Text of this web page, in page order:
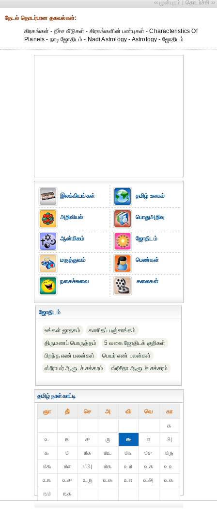
‹‹ முன்புறம் | தொடர்ச்சி ››
தேட‌ல் தொட‌ர்பான தகவ‌ல்க‌ள்:
கிரகங்கள் - நீச்ச வீடுகள் - கிரகங்களின் பண்புகள் - Characteristics Of
Planets - நாடி ஜோதிடம் - Nadi Astrology - Astrology - ஜோதிடம்
இலக்கியங்கள்
அறிவியல்
ஆன்மிகம்
மருத்துவம்
நகைச்சுவை
தமிழ் உலகம்
பொதுஅறிவு
ஜோதிடம்
பெண்கள்
கலைகள்
ஜோதிடம்
உங்கள் ஜாதகம்
கணிதப் பஞ்சாங்கம்
திருமணப் பொருத்தம்
5 வகை ஜோதிடக் குறிகள்
பிறந்த எண் பலன்கள்
பெயர் எண் பலன்கள்
ஸ்ரீராமர் ஆரூடச் சக்கரம்
ஸ்ரீசீதா ஆரூடச் சக்கரம்
தமிழ் நாள்காட்டி
ஞா தி் செ அ வி வெ கா
௧
௨
௩ ௪ ௫ ௬ ௭
௮
௯
௰ ௰௧ ௰௨ ௰௩ ௰௪
௰௫
௰௬
௰௭ ௰௮ ௰௯ ௨௰ ௨௧
௨௨
௨௩
௨௪ ௨௫ ௨௬ ௨௭ ௨௮
௨௯
௩௰
௩௧